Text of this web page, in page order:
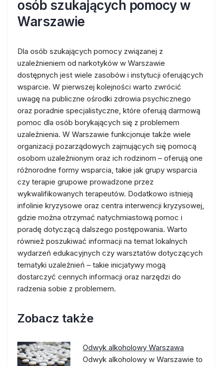
osób szukających pomocy w
Warszawie
Dla osób szukających pomocy związanej z
uzależnieniem od narkotyków w Warszawie
dostępnych jest wiele zasobów i instytucji oferujących
wsparcie. W pierwszej kolejności warto zwrócić
uwagę na publiczne ośrodki zdrowia psychicznego
oraz poradnie specjalistyczne, które oferują darmową
pomoc dla osób borykających się z problemem
uzależnienia. W Warszawie funkcjonuje także wiele
organizacji pozarządowych zajmujących się pomocą
osobom uzależnionym oraz ich rodzinom – oferują one
różnorodne formy wsparcia, takie jak grupy wsparcia
czy terapie grupowe prowadzone przez
wykwalifikowanych terapeutów. Dodatkowo istnieją
infolinie kryzysowe oraz centra interwencji kryzysowej,
gdzie można otrzymać natychmiastową pomoc i
poradę dotyczącą dalszego postępowania. Warto
również poszukiwać informacji na temat lokalnych
wydarzeń edukacyjnych czy warsztatów dotyczących
tematyki uzależnień – takie inicjatywy mogą
dostarczyć cennych informacji oraz narzędzi do
radzenia sobie z problemem.
Zobacz także
Odwyk alkoholowy Warszawa
Odwyk alkoholowy w Warszawie to